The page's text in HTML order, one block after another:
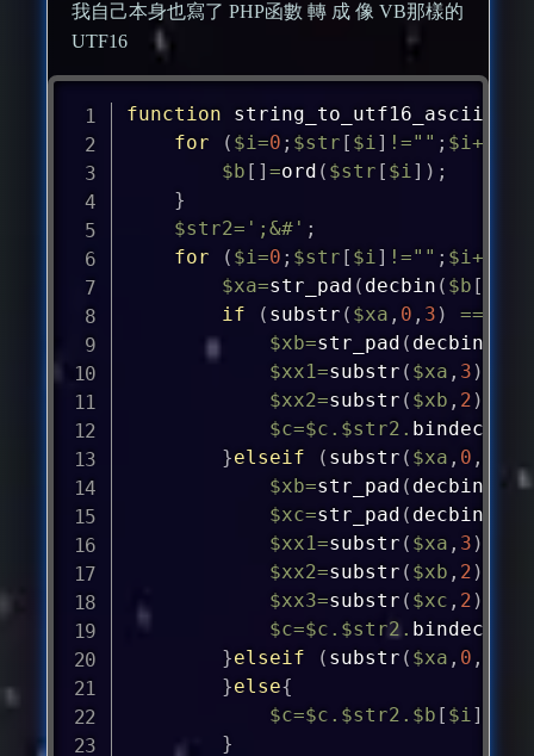
我自己本身也寫了 PHP函數 轉 成 像 VB那樣的
UTF16
function
for
( $i=0 ; $str [ $i] !="" ; $i++
$b [ ] =ord ( $str [ $i] ) ;
}
$str2= ';&#' ;
for
( $i=0 ; $str [ $i] !="" ; $i++
$xa=str_pad ( decbin ( $b [
if
( substr ( $xa , 0 , 3 ) ==
$xb=str_pad ( decbin
$xx1=substr ( $xa , 3 )
$xx2=substr ( $xb , 2 )
$c=$c . $str2 . bindec
}elseif ( substr ( $xa , 0 ,
$xb=str_pad ( decbin $b[
$xc=str_pad ( decbin
$xx1=substr ( $xa , 3 )
$xx2=substr ( $xb , 2 )
$xx3=substr ( $xc , 2 )
$c=$c . $str2. bindec
}elseif ( substr ( $xa , 0 ,
}else{
$c=$c . $str2 . $b [ $i]
}